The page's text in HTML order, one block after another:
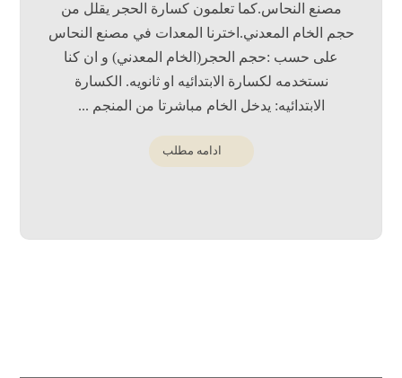
مصنع النحاس.كما تعلمون كسارة الحجر يقلل من
حجم الخام المعدني.اخترنا المعدات في مصنع النحاس
على حسب :حجم الحجر(الخام المعدني) و ان كنا
نستخدمه لكسارة الابتدائيه او ثانويه. الكسارة
الابتدائيه: يدخل الخام مباشرتا من المنجم ...
ادامه مطلب